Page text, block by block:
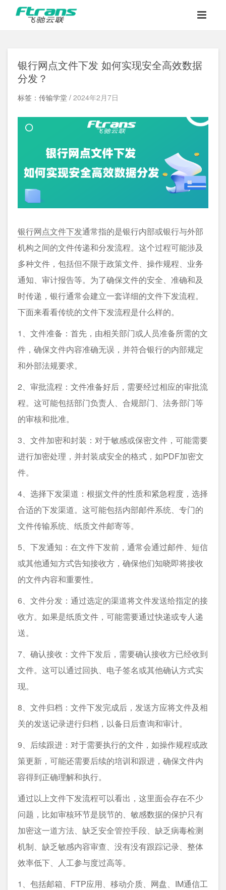
银行网点文件下发 如何实现安全高效数据
分发？
标签：传输学堂 / 2024年2月7日
银行网点文件下发通常指的是银行内部或银行与外部
机构之间的文件传递和分发流程。这个过程可能涉及
多种文件，包括但不限于政策文件、操作规程、业务
通知、审计报告等。为了确保文件的安全、准确和及
时传递，银行通常会建立一套详细的文件下发流程。
下面来看看传统的文件下发流程是什么样的。
1、文件准备：首先，由相关部门或人员准备所需的文
件，确保文件内容准确无误，并符合银行的内部规定
和外部法规要求。
2、审批流程：文件准备好后，需要经过相应的审批流
程。这可能包括部门负责人、合规部门、法务部门等
的审核和批准。
3、文件加密和封装：对于敏感或保密文件，可能需要
进行加密处理，并封装成安全的格式，如PDF加密文
件。
4、选择下发渠道：根据文件的性质和紧急程度，选择
合适的下发渠道。这可能包括内部邮件系统、专门的
文件传输系统、纸质文件邮寄等。
5、下发通知：在文件下发前，通常会通过邮件、短信
或其他通知方式告知接收方，确保他们知晓即将接收
的文件内容和重要性。
6、文件分发：通过选定的渠道将文件发送给指定的接
收方。如果是纸质文件，可能需要通过快递或专人递
送。
7、确认接收：文件下发后，需要确认接收方已经收到
文件。这可以通过回执、电子签名或其他确认方式实
现。
8、文件归档：文件下发完成后，发送方应将文件及相
关的发送记录进行归档，以备日后查询和审计。
9、后续跟进：对于需要执行的文件，如操作规程或政
策更新，可能还需要后续的培训和跟进，确保文件内
容得到正确理解和执行。
通过以上文件下发流程可以看出，这里面会存在不少
问题，比如审核环节是脱节的、敏感数据的保护只有
加密这一道方法、缺乏安全管控手段、缺乏病毒检测
机制、缺乏敏感内容审查、没有没有跟踪记录、整体
效率低下、人工参与度过高等。
1、包括邮箱、FTP应用、移动介质、网盘、IM通信工